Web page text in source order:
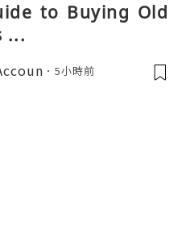
to Buying Old
...
5小時前